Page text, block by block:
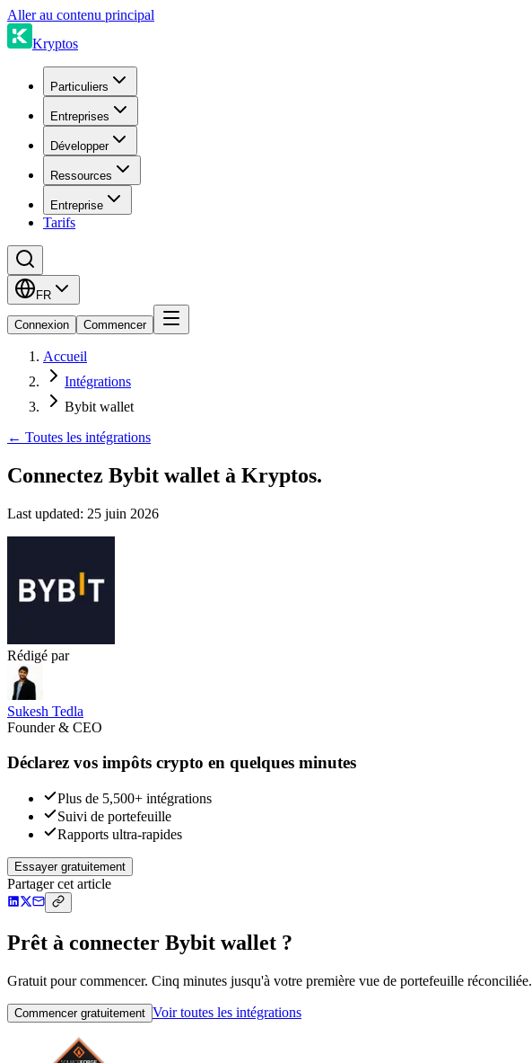
Aller au contenu principal
Kryptos
Particuliers
Entreprises
Développer
Ressources
Entreprise
Tarifs
FR
Connexion Commencer
Accueil
Intégrations
Bybit wallet
← Toutes les intégrations
Connectez Bybit wallet à Kryptos.
Last updated: 25 juin 2026
Rédigé par
Sukesh Tedla
Founder & CEO
Déclarez vos impôts crypto en quelques minutes
Plus de 5,500+ intégrations
Suivi de portefeuille
Rapports ultra-rapides
Essayer gratuitement
Partager cet article
Prêt à connecter Bybit wallet ?
Gratuit pour commencer. Cinq minutes jusqu'à votre première vue de portefeuille réconciliée.
Commencer gratuitement Voir toutes les intégrations